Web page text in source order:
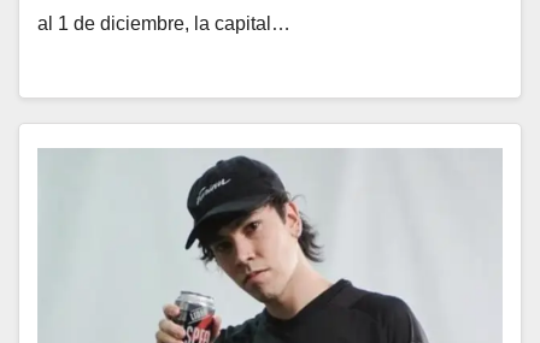
al 1 de diciembre, la capital…